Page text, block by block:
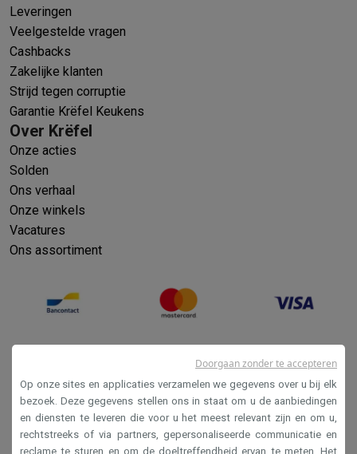
Leveringen
Veelgestelde vragen
Cashbacks
Zakelijke klanten
Strijd tegen corruptie
Garantie Krëfel Keukens
Over Krëfel
Onze acties
Solden
Ons verhaal
Onze winkels
Vacatures
Ons assortiment
Verkoopsvoorwaarden
Op onze sites en applicaties verzamelen we gegevens over u bij elk
bezoek. Deze gegevens stellen ons in staat om u de aanbiedingen
en diensten te leveren die voor u het meest relevant zijn en om u,
rechtstreeks of via partners, gepersonaliseerde communicatie en
reclame te sturen en om de doeltreffendheid ervan te meten. Het
Doorgaan zonder te accepteren